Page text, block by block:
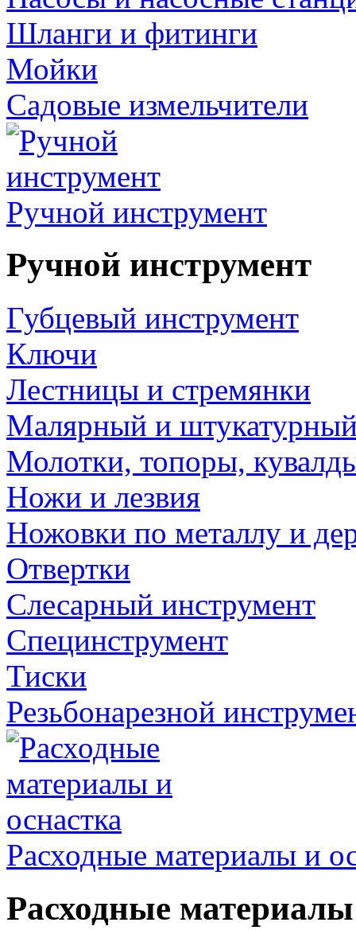
Шланги и фитинги
Мойки
Садовые измельчители
Ручной инструмент
Ручной инструмент
Губцевый инструмент
Ключи
Лестницы и стремянки
Малярный и
Молотки, топоры,
Ножи и лезвия
Ножовки по металлу и
Отвертки
Слесарный инструмент
Специнструмент
Тиски
Резьбонарезной
Расходные материалы и
Расходные